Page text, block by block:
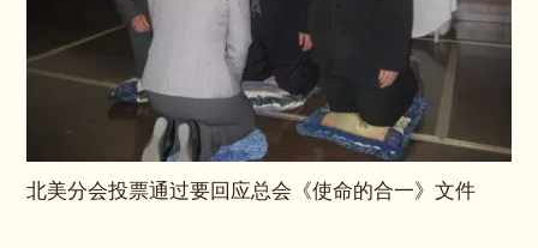
北美分会投票通过要回应总会《使命的合一》文件